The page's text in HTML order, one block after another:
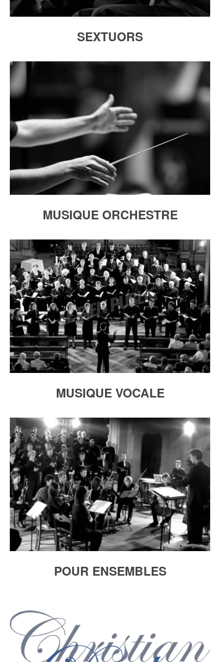
SEXTUORS
MUSIQUE ORCHESTRE
MUSIQUE VOCALE
POUR ENSEMBLES